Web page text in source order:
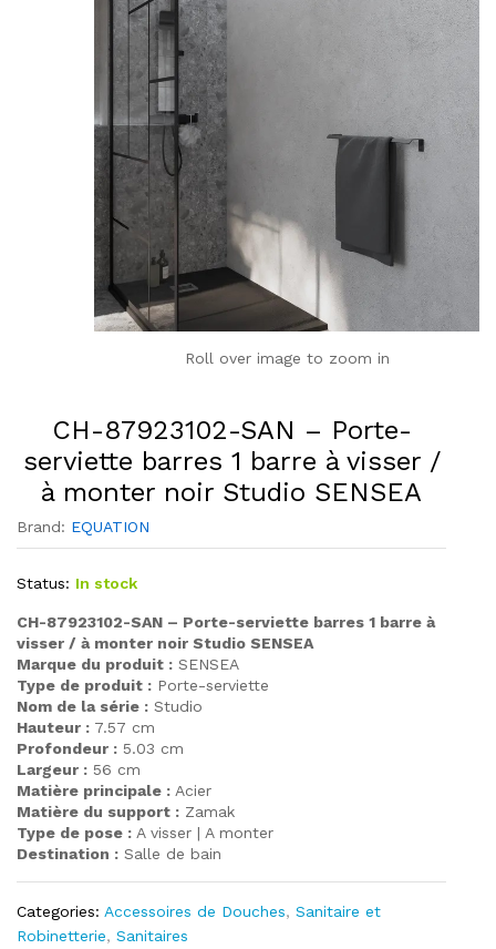
Roll over image to zoom in
CH-87923102-SAN – Porte-
serviette barres 1 barre à visser /
à monter noir Studio SENSEA
Brand: EQUATION
Status: In stock
CH-87923102-SAN – Porte-serviette barres 1 barre à
visser / à monter noir Studio SENSEA
Marque du produit : SENSEA
Type de produit : Porte-serviette
Nom de la série : Studio
Hauteur : 7.57 cm
Profondeur : 5.03 cm
Largeur : 56 cm
Matière principale : Acier
Matière du support : Zamak
Type de pose : A visser | A monter
Destination : Salle de bain
Categories: Accessoires de Douches, Sanitaire et
Robinetterie, Sanitaires